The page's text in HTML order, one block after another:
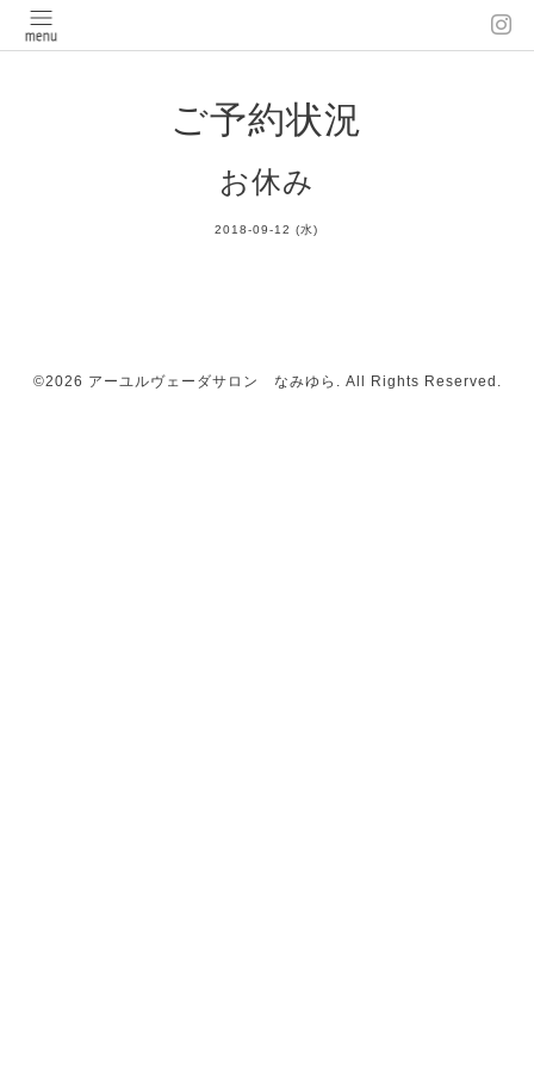
ご予約状況
お休み
2018-09-12 (水)
©2026 アーユルヴェーダサロン なみゆら . All Rights Reserved.